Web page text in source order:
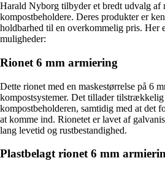
Harald Nyborg tilbyder et bredt udvalg af
kompostbeholdere. Deres produkter er
holdbarhed til en overkommelig pris. Her
muligheder:
Rionet 6 mm armiering
Dette rionet med en maskestørrelse på 6
kompostsystemer. Det tillader
kompostbeholderen, samtidig med at det
at komme ind. Rionetet er lavet af
lang levetid og rustbestandighed.
Plastbelagt rionet 6 mm